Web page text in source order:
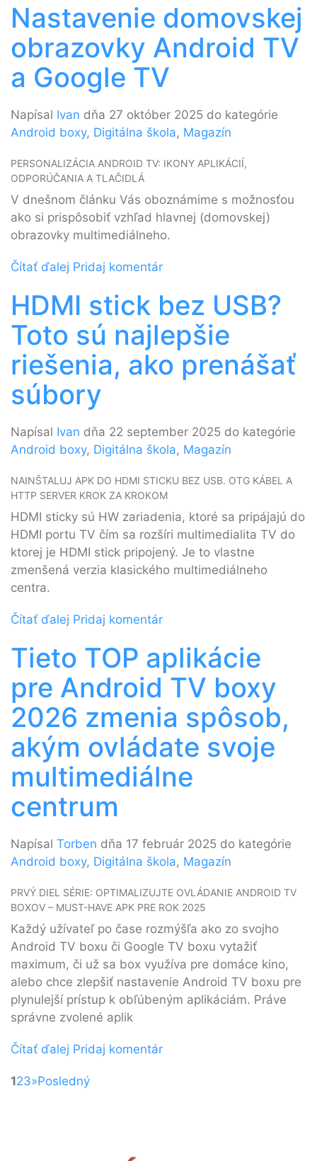
Nastavenie domovskej
obrazovky Android TV
a Google TV
Napísal Ivan dňa 27 október 2025 do kategórie
Android boxy, Digitálna škola, Magazín
PERSONALIZÁCIA ANDROID TV: IKONY APLIKÁCIÍ,
ODPORÚČANIA A TLAČIDLÁ
V dnešnom článku Vás oboznámime s možnosťou
ako si prispôsobiť vzhľad hlavnej (domovskej)
obrazovky multimediálneho.
Čítať ďalej Pridaj komentár
HDMI stick bez USB?
Toto sú najlepšie
riešenia, ako prenášať
súbory
Napísal Ivan dňa 22 september 2025 do kategórie
Android boxy, Digitálna škola, Magazín
NAINŠTALUJ APK DO HDMI STICKU BEZ USB. OTG KÁBEL A
HTTP SERVER KROK ZA KROKOM
HDMI sticky sú HW zariadenia, ktoré sa pripájajú do
HDMI portu TV čím sa rozšíri multimedialita TV do
ktorej je HDMI stick pripojený. Je to vlastne
zmenšená verzia klasického multimediálneho
centra.
Čítať ďalej Pridaj komentár
Tieto TOP aplikácie
pre Android TV boxy
2026 zmenia spôsob,
akým ovládate svoje
multimediálne
centrum
Napísal Torben dňa 17 február 2025 do kategórie
Android boxy, Digitálna škola, Magazín
PRVÝ DIEL SÉRIE: OPTIMALIZUJTE OVLÁDANIE ANDROID TV
BOXOV – MUST-HAVE APK PRE ROK 2025
Každý užívateľ po čase rozmýšľa ako zo svojho
Android TV boxu či Google TV boxu vytažiť
maximum, či už sa box využíva pre domáce kino,
alebo chce zlepšiť nastavenie Android TV boxu pre
plynulejší prístup k obľúbeným aplikáciám. Práve
správne zvolené aplik
Čítať ďalej Pridaj komentár
123»Posledný